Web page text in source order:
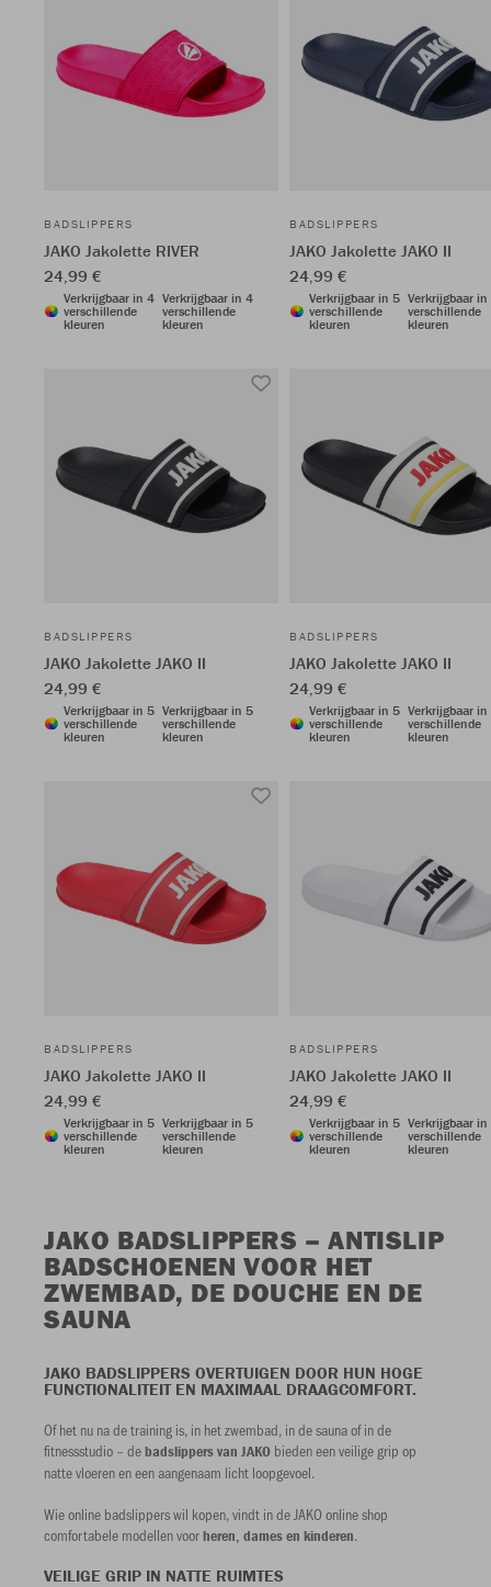
BADSLIPPERS
JAKO Jakolette RIVER
24,99 €
Verkrijgbaar in 4
verschillende
kleuren
Verkrijgbaar in 4
verschillende
kleuren
BADSLIPPERS
JAKO Jakolette JAKO II
24,99 €
Verkrijgbaar in 5
verschillende
kleuren
Verkrijgbaar in
verschillende
kleuren
BADSLIPPERS
JAKO Jakolette JAKO II
24,99 €
Verkrijgbaar in 5
verschillende
kleuren
Verkrijgbaar in 5
verschillende
kleuren
BADSLIPPERS
JAKO Jakolette JAKO II
24,99 €
Verkrijgbaar in 5
verschillende
kleuren
Verkrijgbaar in
verschillende
kleuren
BADSLIPPERS
JAKO Jakolette JAKO II
24,99 €
Verkrijgbaar in 5
verschillende
kleuren
Verkrijgbaar in 5
verschillende
kleuren
BADSLIPPERS
JAKO Jakolette JAKO II
24,99 €
Verkrijgbaar in 5
verschillende
kleuren
Verkrijgbaar in
verschillende
kleuren
JAKO BADSLIPPERS – ANTISLIP
BADSCHOENEN VOOR HET
ZWEMBAD, DE DOUCHE EN DE
SAUNA
JAKO BADSLIPPERS OVERTUIGEN DOOR HUN HOGE
FUNCTIONALITEIT EN MAXIMAAL DRAAGCOMFORT.
Of het nu na de training is, in het zwembad, in de sauna of in de
fitnessstudio – debadslippers van JAKO bieden een veilige grip op
natte vloeren en een aangenaam licht loopgevoel.
Wie online badslippers wil kopen, vindt in de JAKO online shop
comfortabele modellen voorheren, dames en kinderen.
VEILIGE GRIP IN NATTE RUIMTES